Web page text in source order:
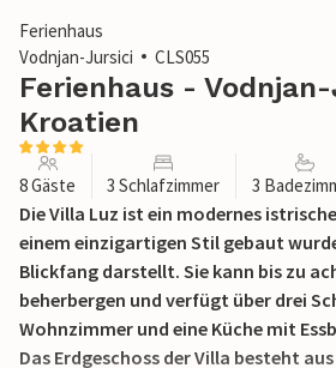
Ferienhaus
Vodnjan-Jursici
CLS055
Ferienhaus -
Kroatien
8 Gäste 3 Schlafzimmer 3
Die Villa Luz ist ein modernes
einem einzigartigen Stil gebaut
Blickfang darstellt. Sie kann bis zu
beherbergen und verfügt über drei
Wohnzimmer und eine Küche mit
Das Erdgeschoss der Villa besteht